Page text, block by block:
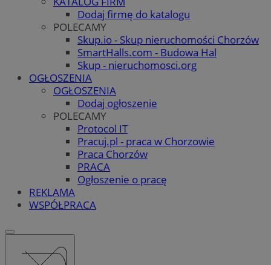
Dodaj firmę do katalogu
POLECAMY
Skup.io - Skup nieruchomości Chorzów
SmartHalls.com - Budowa Hal
Skup - nieruchomosci.org
OGŁOSZENIA
OGŁOSZENIA
Dodaj ogłoszenie
POLECAMY
Protocol IT
Pracuj.pl - praca w Chorzowie
Praca Chorzów
PRACA
Ogłoszenie o pracę
REKLAMA
WSPÓŁPRACA